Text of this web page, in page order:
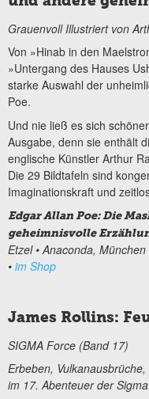
Grauenvoll Illustriert von
Von »Hinab in den
»Untergang des Hauses
starke Auswahl der
Poe.
Und nie ließ es sich
Ausgabe, denn sie enthält
englische Künstler Arthur
Die 29 Bildtafeln sind
Imaginationskraft und
Edgar Allan Poe: Die
geheimnisvolle
Etzel • Anaconda,
• im Shop
James Rollins:
SIGMA Force (Band 17)
Erbeben,
im 17. Abenteuer der